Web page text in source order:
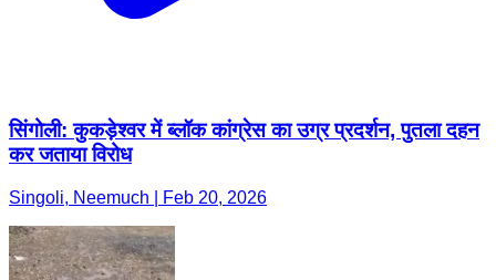
सिंगोली: कुकड़ेश्वर में ब्लॉक कांग्रेस का उग्र प्रदर्शन, पुतला दहन
कर जताया विरोध
Singoli, Neemuch | Feb 20, 2026